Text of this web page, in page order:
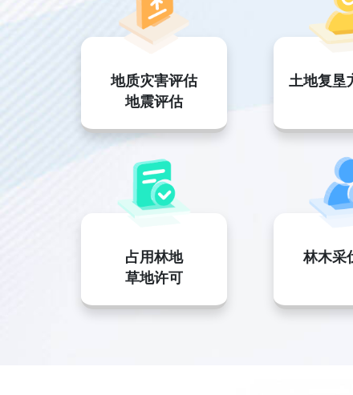
地质灾害评估
地震评估
土地复垦
占用林地
草地许可
林木采